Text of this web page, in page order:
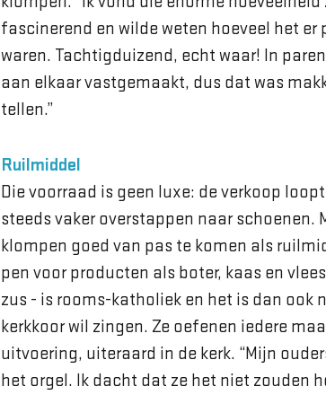
fascinerend en wilde weten hoeveel het er
waren. Tachtigduizend, echt waar! In
aan elkaar vastgemaakt, dus dat was
tellen.”
Ruilmiddel
Die voorraad is geen luxe: de verkoop
steeds vaker overstappen naar schoenen.
klompen goed van pas te komen als
pen voor producten als boter, kaas en
zus - is rooms-katholiek en het is dan
kerkkoor wil zingen. Ze oefenen iedere
uitvoering, uiteraard in de kerk. “Mijn
het orgel. Ik dacht dat ze het niet zouden